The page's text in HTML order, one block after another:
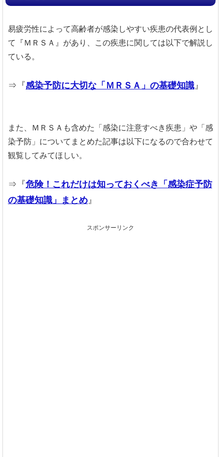
易疲労性によって高齢者が感染しやすい疾患の代表例とし
て『ＭＲＳＡ』があり、この疾患に関しては以下で解説し
ている。
⇒『感染予防に大切な「ＭＲＳＡ」の基礎知識 』
また、ＭＲＳＡも含めた「感染に注意すべき疾患」や「感
染予防」についてまとめた記事は以下になるので合わせて
観覧してみてほしい。
⇒『危険！これだけは知っておくべき「感染症予防
の基礎知識」まとめ 』
スポンサーリンク